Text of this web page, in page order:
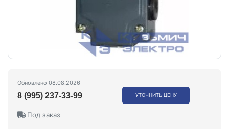
Обновлено 08.08.2026
8 (995) 237-33-99 УТОЧНИТЬ ЦЕНУ
Под заказ